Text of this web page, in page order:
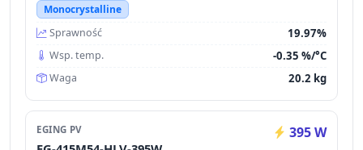
Monocrystalline
Sprawność
19.97%
Wsp. temp. -0.35 %/°C
Waga 20.2 kg
EGING PV 395 W